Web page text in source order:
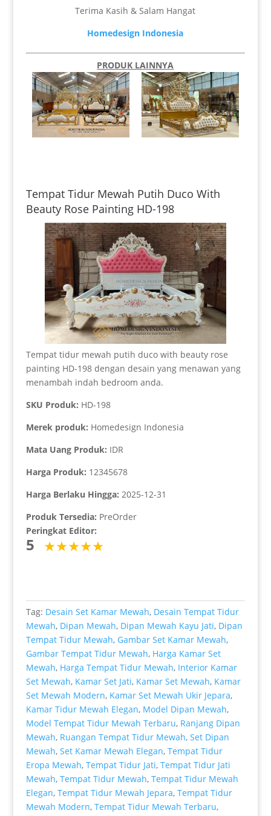
Terima Kasih & Salam Hangat
Homedesign Indonesia
PRODUK LAINNYA
Tempat Tidur Mewah Putih Duco With
Beauty Rose Painting HD-198
Tempat tidur mewah putih duco with beauty rose
painting HD-198 dengan desain yang menawan yang
menambah indah bedroom anda.
SKU Produk: HD-198
Merek produk: Homedesign Indonesia
Mata Uang Produk: IDR
Harga Produk: 12345678
Harga Berlaku Hingga: 2025-12-31
Produk Tersedia: PreOrder
Peringkat Editor:
5
Tag: Desain Set Kamar Mewah, Desain Tempat Tidur
Mewah, Dipan Mewah, Dipan Mewah Kayu Jati, Dipan
Tempat Tidur Mewah, Gambar Set Kamar Mewah,
Gambar Tempat Tidur Mewah, Harga Kamar Set
Mewah, Harga Tempat Tidur Mewah, Interior Kamar
Set Mewah, Kamar Set Jati, Kamar Set Mewah, Kamar
Set Mewah Modern, Kamar Set Mewah Ukir Jepara,
Kamar Tidur Mewah Elegan, Model Dipan Mewah,
Model Tempat Tidur Mewah Terbaru, Ranjang Dipan
Mewah, Ruangan Tempat Tidur Mewah, Set Dipan
Mewah, Set Kamar Mewah Elegan, Tempat Tidur
Eropa Mewah, Tempat Tidur Jati, Tempat Tidur Jati
Mewah, Tempat Tidur Mewah, Tempat Tidur Mewah
Elegan, Tempat Tidur Mewah Jepara, Tempat Tidur
Mewah Modern, Tempat Tidur Mewah Terbaru,